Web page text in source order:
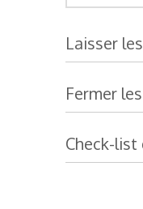
Laisser
Fermer
Check-list